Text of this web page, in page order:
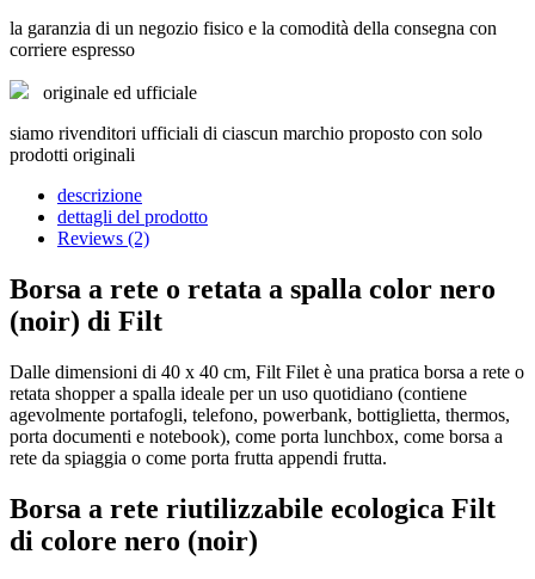
la garanzia di un negozio fisico e la comodità della consegna con
corriere espresso
originale ed ufficiale
siamo rivenditori ufficiali di ciascun marchio proposto con solo
prodotti originali
descrizione
dettagli del prodotto
Reviews (2)
Borsa a rete o retata a spalla color nero
(noir) di Filt
Dalle dimensioni di 40 x 40 cm, Filt Filet è una pratica borsa a rete o
retata shopper a spalla ideale per un uso quotidiano (contiene
agevolmente portafogli, telefono, powerbank, bottiglietta, thermos,
porta documenti e notebook), come porta lunchbox, come borsa a
rete da spiaggia o come porta frutta appendi frutta.
Borsa a rete riutilizzabile ecologica Filt
di colore nero (noir)